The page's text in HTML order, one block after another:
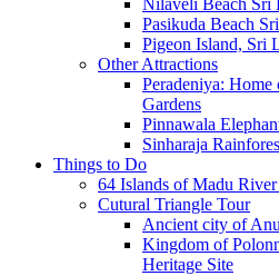
Nilaveli Beach Sri
Pasikuda Beach
Pigeon Island, Sri
Other Attractions
Peradeniya:
Gardens
Pinnawala
Sinharaja
Things to Do
64 Islands of Madu River
Cutural Triangle Tour
Ancient city of
Kingdom of
Heritage Site